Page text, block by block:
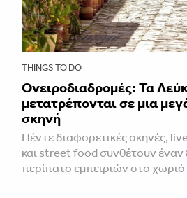
THINGS TO DO
Ονειροδιαδρομές: Τα
μετατρέπονται σε μια
σκηνή
Πέντε διαφορετικές σκηνές,
και street food συνθέτουν έναν
περίπατο εμπειριών στο χωριό